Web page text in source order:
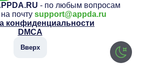
- по любым вопросам
почту support@appda.ru
конфиденциальности
DMCA
Вверх